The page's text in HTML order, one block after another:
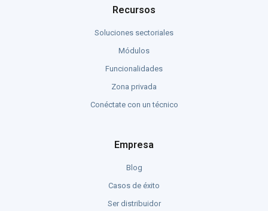
Recursos
Soluciones sectoriales
Módulos
Funcionalidades
Zona privada
Conéctate con un técnico
Empresa
Blog
Casos de éxito
Ser distribuidor